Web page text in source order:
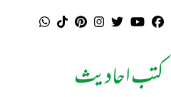
کتب احادیث